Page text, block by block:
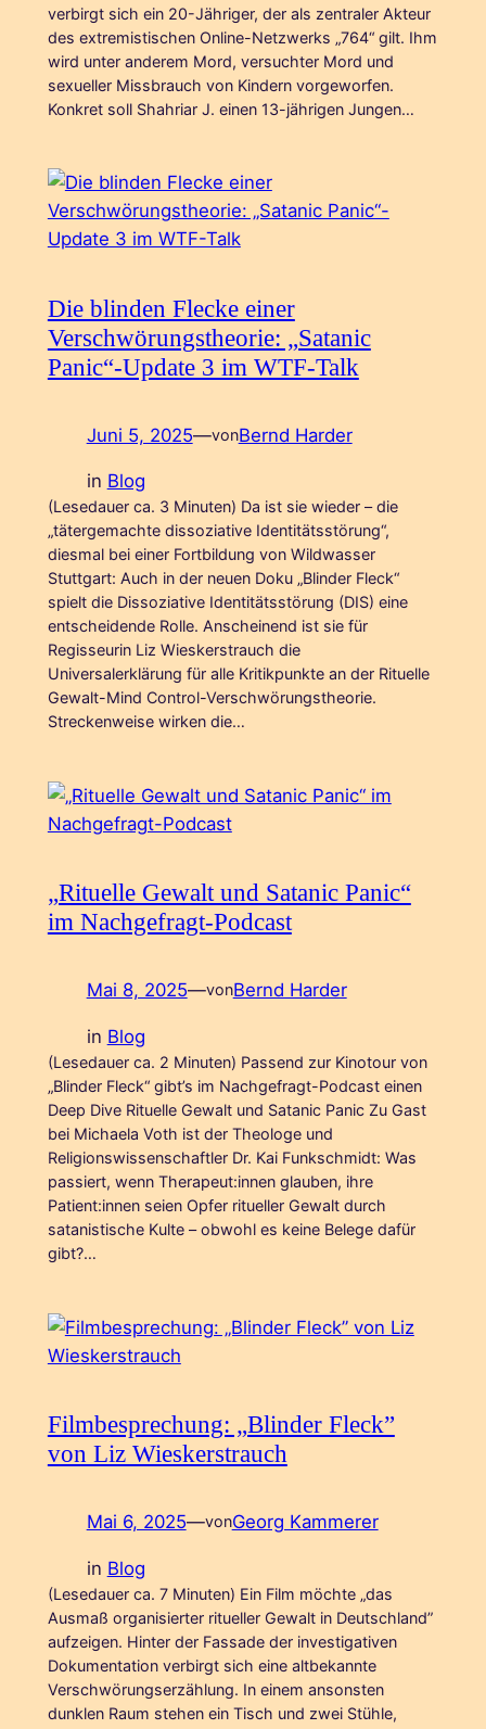
verbirgt sich ein 20-Jähriger, der als zentraler Akteur
des extremistischen Online-Netzwerks „764“ gilt. Ihm
wird unter anderem Mord, versuchter Mord und
sexueller Missbrauch von Kindern vorgeworfen.
Konkret soll Shahriar J. einen 13-jährigen Jungen…
Die blinden Flecke einer
Verschwörungstheorie: „Satanic
Panic“-Update 3 im WTF-Talk
Juni 5, 2025—vonBernd Harder
in Blog
(Lesedauer ca. 3 Minuten) Da ist sie wieder – die
„tätergemachte dissoziative Identitätsstörung“,
diesmal bei einer Fortbildung von Wildwasser
Stuttgart: Auch in der neuen Doku „Blinder Fleck“
spielt die Dissoziative Identitätsstörung (DIS) eine
entscheidende Rolle. Anscheinend ist sie für
Regisseurin Liz Wieskerstrauch die
Universalerklärung für alle Kritikpunkte an der Rituelle
Gewalt-Mind Control-Verschwörungstheorie.
Streckenweise wirken die…
„Rituelle Gewalt und Satanic Panic“
im Nachgefragt-Podcast
Mai 8, 2025—vonBernd Harder
in Blog
(Lesedauer ca. 2 Minuten) Passend zur Kinotour von
„Blinder Fleck“ gibt’s im Nachgefragt-Podcast einen
Deep Dive Rituelle Gewalt und Satanic Panic Zu Gast
bei Michaela Voth ist der Theologe und
Religionswissenschaftler Dr. Kai Funkschmidt: Was
passiert, wenn Therapeut:innen glauben, ihre
Patient:innen seien Opfer ritueller Gewalt durch
satanistische Kulte – obwohl es keine Belege dafür
gibt?…
Filmbesprechung: „Blinder Fleck”
von Liz Wieskerstrauch
Mai 6, 2025—vonGeorg Kammerer
in Blog
(Lesedauer ca. 7 Minuten) Ein Film möchte „das
Ausmaß organisierter ritueller Gewalt in Deutschland”
aufzeigen. Hinter der Fassade der investigativen
Dokumentation verbirgt sich eine altbekannte
Verschwörungserzählung. In einem ansonsten
dunklen Raum stehen ein Tisch und zwei Stühle,